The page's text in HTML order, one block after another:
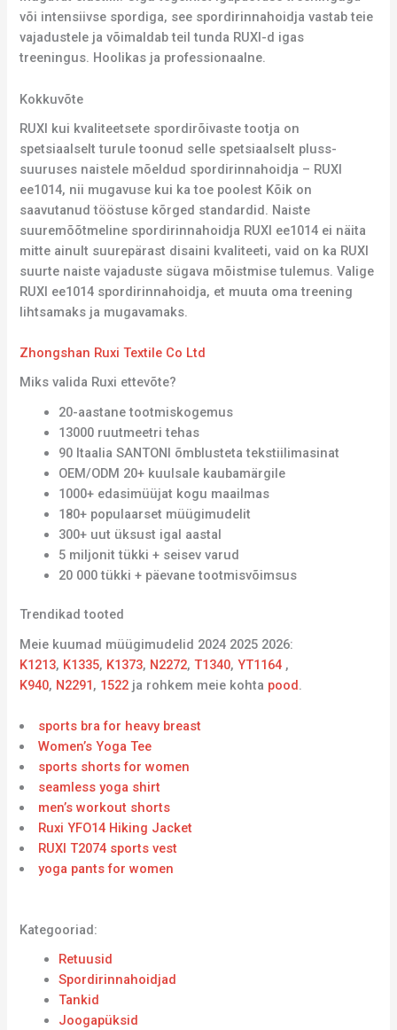
või intensiivse spordiga, see spordirinnahoidja vastab teie
vajadustele ja võimaldab teil tunda RUXI-d igas
treeningus. Hoolikas ja professionaalne.
Kokkuvõte
RUXI kui kvaliteetsete spordirõivaste tootja on
spetsiaalselt turule toonud selle spetsiaalselt pluss-
suuruses naistele mõeldud spordirinnahoidja – RUXI
ee1014, nii mugavuse kui ka toe poolest Kõik on
saavutanud tööstuse kõrged standardid. Naiste
suuremõõtmeline spordirinnahoidja RUXI ee1014 ei näita
mitte ainult suurepärast disaini kvaliteeti, vaid on ka RUXI
suurte naiste vajaduste sügava mõistmise tulemus. Valige
RUXI ee1014 spordirinnahoidja, et muuta oma treening
lihtsamaks ja mugavamaks.
Zhongshan Ruxi Textile Co Ltd
Miks valida Ruxi ettevõte?
20-aastane tootmiskogemus
13000 ruutmeetri tehas
90 Itaalia SANTONI õmblusteta tekstiilimasinat
OEM/ODM 20+ kuulsale kaubamärgile
1000+ edasimüüjat kogu maailmas
180+ populaarset müügimudelit
300+ uut üksust igal aastal
5 miljonit tükki + seisev varud
20 000 tükki + päevane tootmisvõimsus
Trendikad tooted
Meie kuumad müügimudelid 2024 2025 2026:
K1213, K1335, K1373, N2272,T1340,YT1164 ,
K940, N2291, 1522 ja rohkem meie kohta pood.
sports bra for heavy breast
Women’s Yoga Tee
sports shorts for women
seamless yoga shirt
men’s workout shorts
Ruxi YFO14 Hiking Jacket
RUXI T2074 sports vest
yoga pants for women
Kategooriad:
Retuusid
Spordirinnahoidjad
Tankid
Joogapüksid